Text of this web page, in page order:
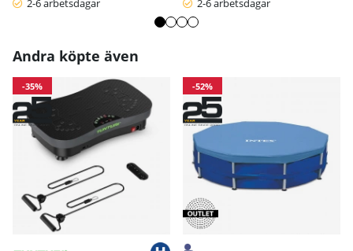
2-6 arbetsdagar 2-6 arbetsdagar
Andra köpte även
-35% -52%